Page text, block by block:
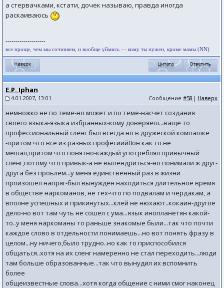
а стервачками, кстати, дочек называю, правда иногда
раскаиваюсь
--------------------
все проще, чем мы сочиняем, и вообще уймись — кому ты нужен, кроме мамы (NN)
E.P. Iphan
4.01.2007, 13:01 Сообщение#58 | Наверх
немножко не по теме-но может и по теме-насчет создания
своего языка-языка избранных-кому доверяеш...ваще то
профессиональный сленг был всегда но в дружеской компашке
-притом что все из разных професиий0он как то не
мешал,притом что понятно-каждый употреблял привычный
сленг,потому что привык-а не выпендриться-но понимали ж друг-
друга без проьлем...у меня единственный раз в жизни
произошел напряг-был вынужден находиться длительное время
в обществе наркоманов, не тех-что по подвалам и чердакам, а
вполне успешных и прикинутых...клей не нюхают..кокаин-другое
дело-но вот там чуть не сошел с ума...язык инопланетян какой-
то..у меня наркоманы то раньше знакомые были...так что почти
каждое слово в отдельности понимаешь...но вот понять фразу в
целом...ну ничего,было трудно..но как то приспособился
общаться..хотя на их сленг намеренно не стал переходить...люди
там больше образованные...так что вынудил их вспомнить
более
общеизвестные слова...хотя когда общение с ними смог наконец